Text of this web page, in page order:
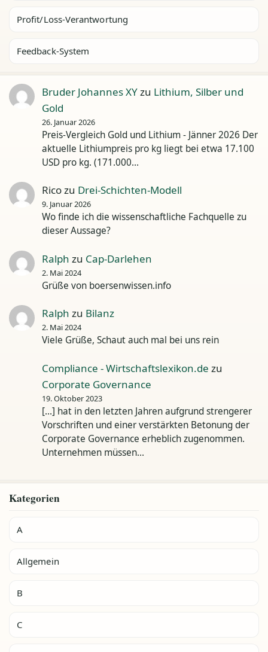
Profit/Loss-Verantwortung
Feedback-System
Bruder Johannes XYzu Lithium, Silber und
Gold
26. Januar 2026
Preis-Vergleich Gold und Lithium - Jänner 2026 Der
aktuelle Lithiumpreis pro kg liegt bei etwa 17.100
USD pro kg. (171.000…
Ricozu Drei-Schichten-Modell
9. Januar 2026
Wo finde ich die wissenschaftliche Fachquelle zu
dieser Aussage?
Ralph zu Cap-Darlehen
2. Mai 2024
Grüße von boersenwissen.info
Ralph zu Bilanz
2. Mai 2024
Viele Grüße, Schaut auch mal bei uns rein
Compliance - Wirtschaftslexikon.de zu
Corporate Governance
19. Oktober 2023
[…] hat in den letzten Jahren aufgrund strengerer
Vorschriften und einer verstärkten Betonung der
Corporate Governance erheblich zugenommen.
Unternehmen müssen…
Kategorien
A
Allgemein
B
C